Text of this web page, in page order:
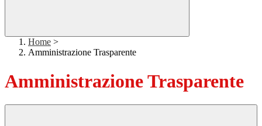
Home >
Amministrazione Trasparente
Amministrazione Trasparente